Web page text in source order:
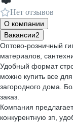
Нет отзывов
О компании
Вакансии2
Оптово-розничный
материалов,
Удобный формат
можно купить все
загородного дома.
заказ.
Компания
конкурентную зп,